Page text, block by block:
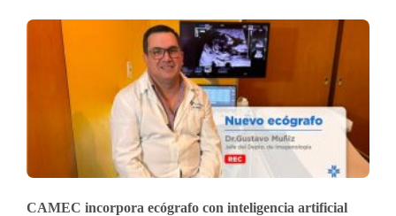
CAMEC incorpora ecógrafo con inteligencia artificial